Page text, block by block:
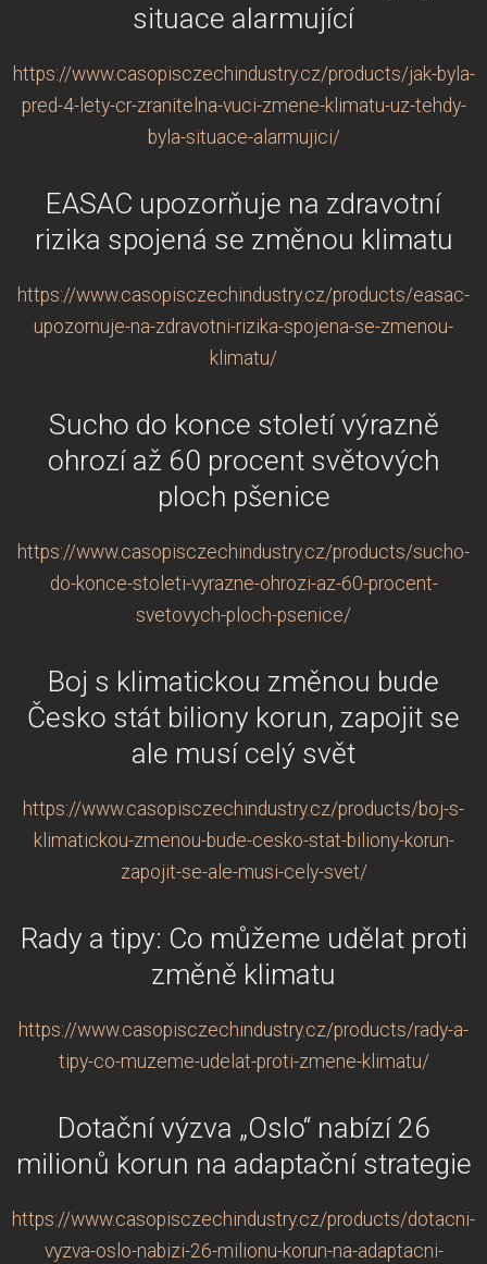
situace alarmující
https://www.casopisczechindustry.cz/products/jak-byla-
pred-4-lety-cr-zranitelna-vuci-zmene-klimatu-uz-tehdy-
byla-situace-alarmujici/
EASAC upozorňuje na zdravotní
rizika spojená se změnou klimatu
https://www.casopisczechindustry.cz/products/easac-
upozornuje-na-zdravotni-rizika-spojena-se-zmenou-
klimatu/
Sucho do konce století výrazně
ohrozí až 60 procent světových
ploch pšenice
https://www.casopisczechindustry.cz/products/sucho-
do-konce-stoleti-vyrazne-ohrozi-az-60-procent-
svetovych-ploch-psenice/
Boj s klimatickou změnou bude
Česko stát biliony korun, zapojit se
ale musí celý svět
https://www.casopisczechindustry.cz/products/boj-s-
klimatickou-zmenou-bude-cesko-stat-biliony-korun-
zapojit-se-ale-musi-cely-svet/
Rady a tipy: Co můžeme udělat proti
změně klimatu
https://www.casopisczechindustry.cz/products/rady-a-
tipy-co-muzeme-udelat-proti-zmene-klimatu/
Dotační výzva „Oslo“ nabízí 26
milionů korun na adaptační strategie
https://www.casopisczechindustry.cz/products/dotacni-
vyzva-oslo-nabizi-26-milionu-korun-na-adaptacni-